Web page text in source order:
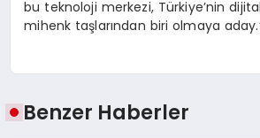
bu teknoloji merkezi, Türkiye’nin
mihenk taşlarından biri olmaya
Benzer Haberler